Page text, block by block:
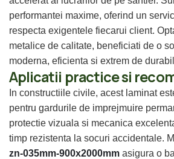
performantei maxime, oferind un
respecta exigentele fiecarui client.
metalice de calitate, beneficiati de o
moderna, eficienta si extrem de
Aplicatii practice si
In constructiile civile, acest laminat
pentru gardurile de imprejmuire
protectie vizuala si mecanica
timp rezistenta la socuri accidentale.
zn-035mm-900x2000mm asigura o